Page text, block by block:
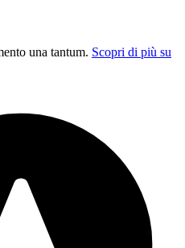
una tantum. Scopri di più su